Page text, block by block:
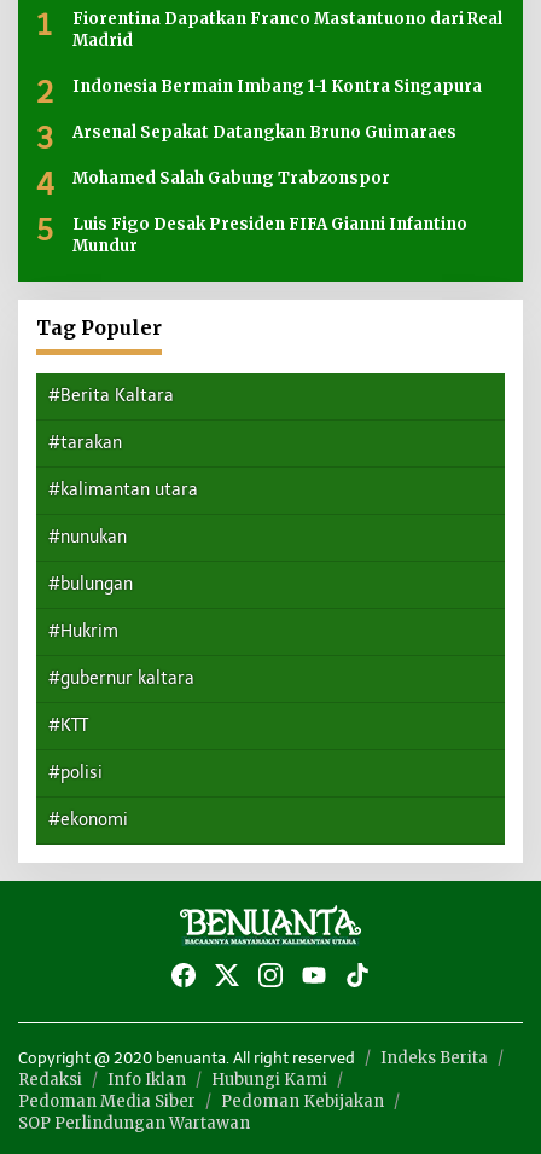
1
Fiorentina Dapatkan Franco Mastantuono dari Real
Madrid
2 Indonesia Bermain Imbang 1-1 Kontra Singapura
3 Arsenal Sepakat Datangkan Bruno Guimaraes
4 Mohamed Salah Gabung Trabzonspor
5
Luis Figo Desak Presiden FIFA Gianni Infantino
Mundur
Tag Populer
#Berita Kaltara
#tarakan
#kalimantan utara
#nunukan
#bulungan
#Hukrim
#gubernur kaltara
#KTT
#polisi
#ekonomi
Copyright @ 2020 benuanta. All right reserved
Indeks Berita
Redaksi
Info Iklan
Hubungi Kami
Pedoman Media Siber
Pedoman Kebijakan
SOP Perlindungan Wartawan